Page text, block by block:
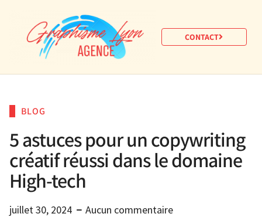
CONTACT
BLOG
5 astuces pour un copywriting
créatif réussi dans le domaine
High-tech
juillet 30, 2024 Aucun commentaire